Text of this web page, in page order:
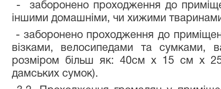
- заборонено проходження до
іншими домашніми, чи хижими
- заборонено проходження до
візками, велосипедами та сумками,
розміром більш як: 40см х 15 см х
дамських сумок).